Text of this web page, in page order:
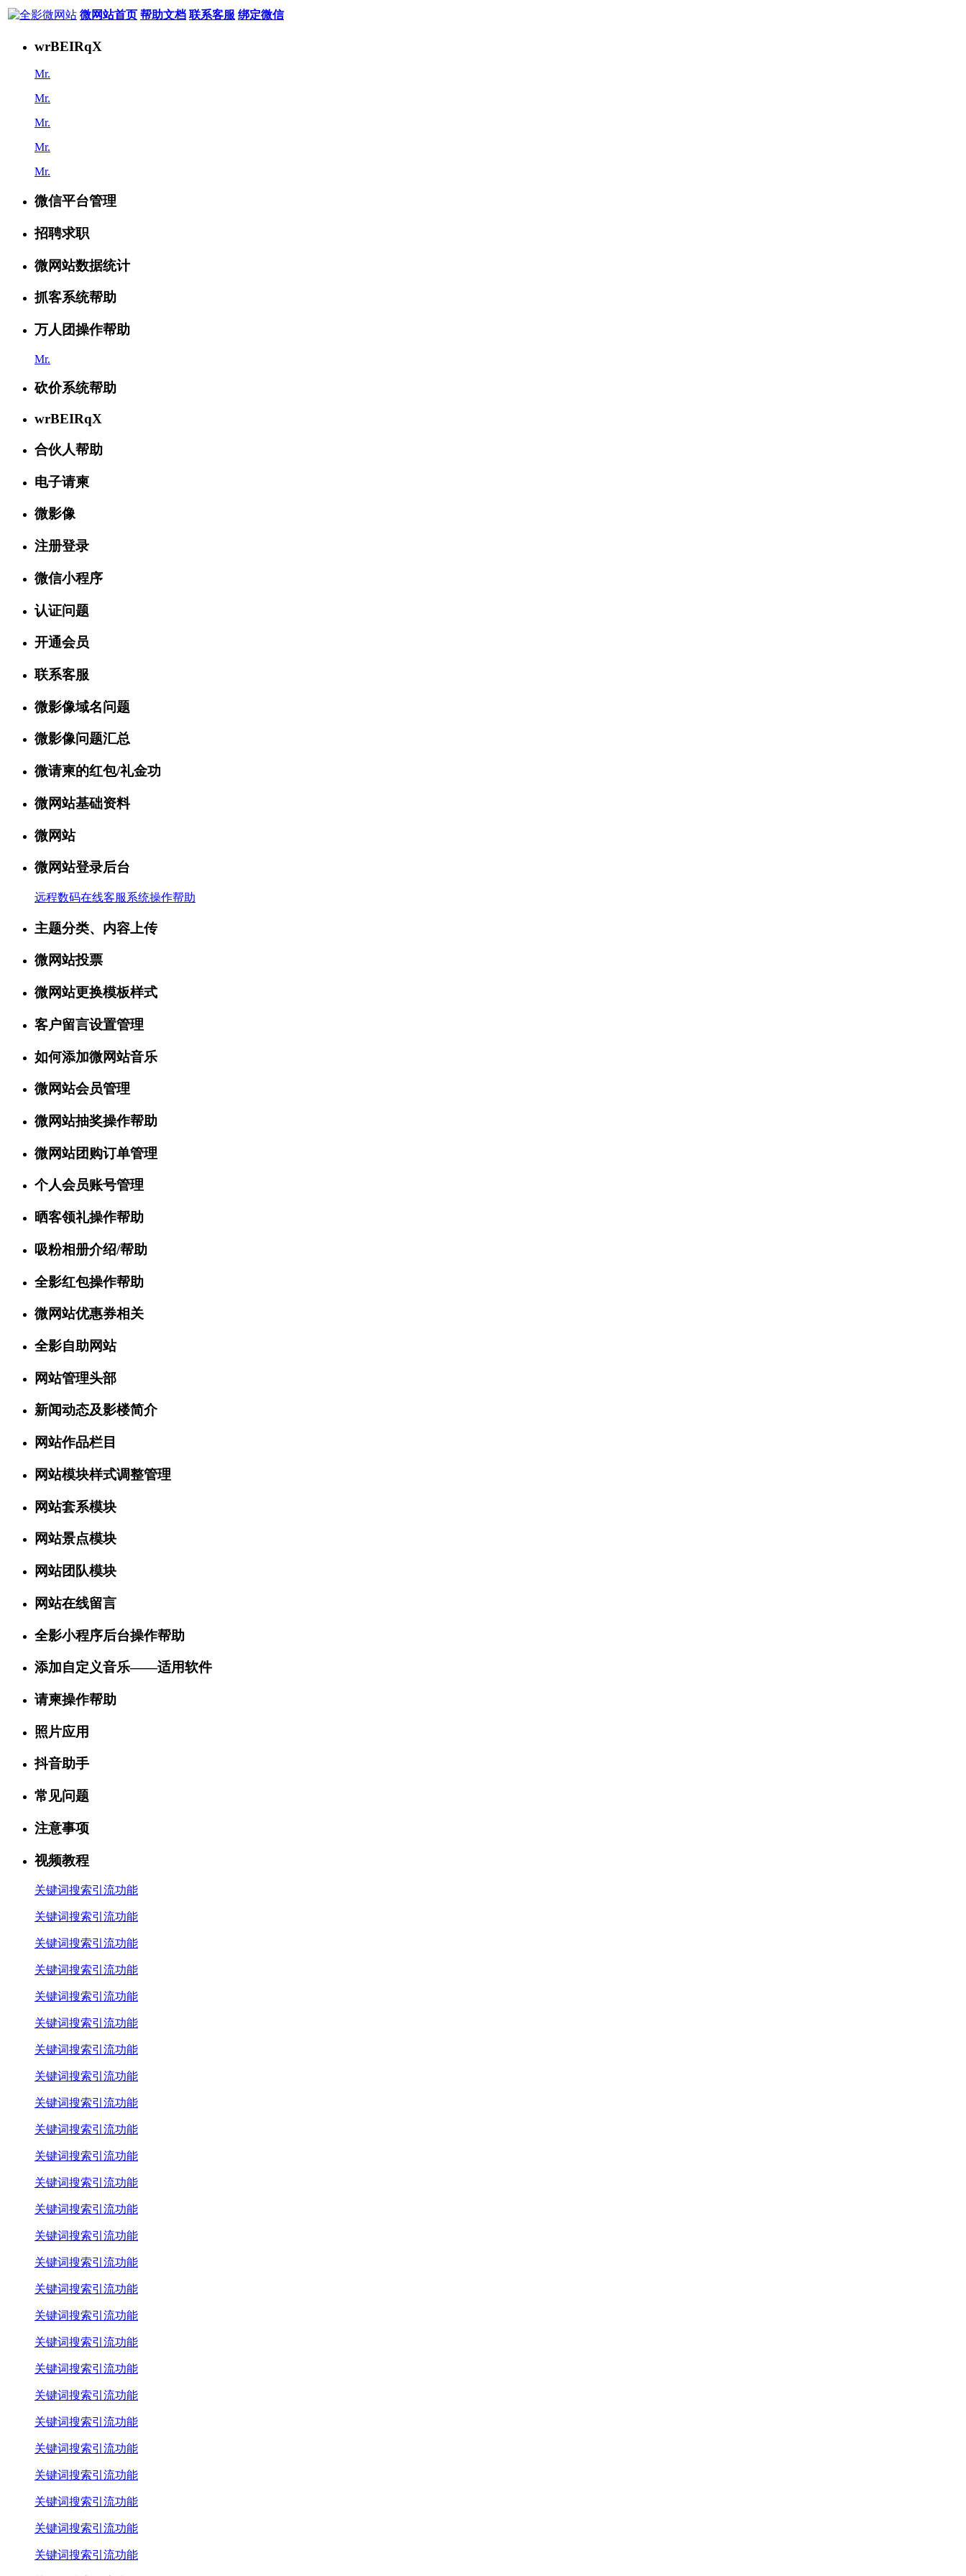
微网站首页 帮助文档 联系客服 绑定微信
wrBEIRqX
Mr.
Mr.
Mr.
Mr.
Mr.
微信平台管理
招聘求职
微网站数据统计
抓客系统帮助
万人团操作帮助
Mr.
砍价系统帮助
wrBEIRqX
合伙人帮助
电子请柬
微影像
注册登录
微信小程序
认证问题
开通会员
联系客服
微影像域名问题
微影像问题汇总
微请柬的红包/礼金功
微网站基础资料
微网站
微网站登录后台
远程数码在线客服系统操作帮助
主题分类、内容上传
微网站投票
微网站更换模板样式
客户留言设置管理
如何添加微网站音乐
微网站会员管理
微网站抽奖操作帮助
微网站团购订单管理
个人会员账号管理
晒客领礼操作帮助
吸粉相册介绍/帮助
全影红包操作帮助
微网站优惠券相关
全影自助网站
网站管理头部
新闻动态及影楼简介
网站作品栏目
网站模块样式调整管理
网站套系模块
网站景点模块
网站团队模块
网站在线留言
全影小程序后台操作帮助
添加自定义音乐——适用软件
请柬操作帮助
照片应用
抖音助手
常见问题
注意事项
视频教程
关键词搜索引流功能
关键词搜索引流功能
关键词搜索引流功能
关键词搜索引流功能
关键词搜索引流功能
关键词搜索引流功能
关键词搜索引流功能
关键词搜索引流功能
关键词搜索引流功能
关键词搜索引流功能
关键词搜索引流功能
关键词搜索引流功能
关键词搜索引流功能
关键词搜索引流功能
关键词搜索引流功能
关键词搜索引流功能
关键词搜索引流功能
关键词搜索引流功能
关键词搜索引流功能
关键词搜索引流功能
关键词搜索引流功能
关键词搜索引流功能
关键词搜索引流功能
关键词搜索引流功能
关键词搜索引流功能
关键词搜索引流功能